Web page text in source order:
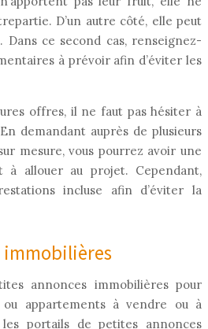
D’un autre côté, elle peut
ce second cas, renseignez-
à prévoir afin d’éviter les
offres, il ne faut pas hésiter à
demandant auprès de plusieurs
mesure, vous pourrez avoir une
à allouer au projet. Cependant,
incluse afin d’éviter la
immobilières
annonces immobilières pour
ou appartements à vendre ou à
les portails de petites annonces